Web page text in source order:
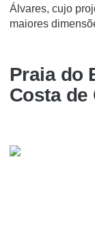
Álvares, cujo
maiores
Praia do
Costa de